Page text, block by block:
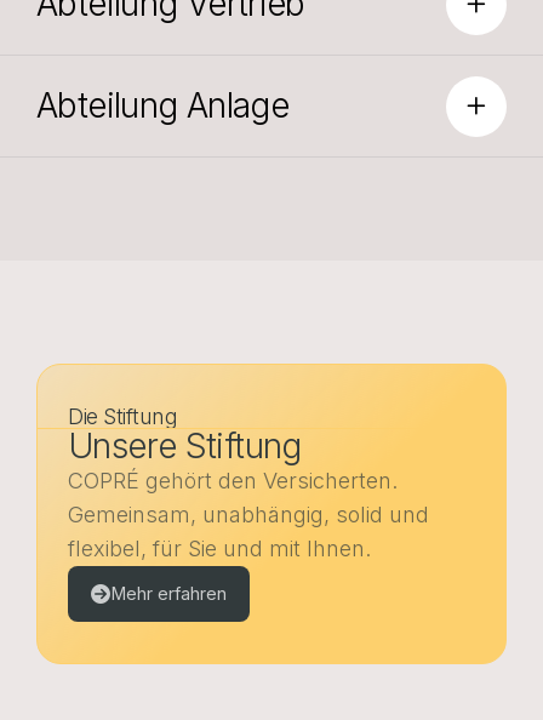
Abteilung Anlage
Die Stiftung
Unsere Stiftung
COPRÉ gehört den Versicherten.
Gemeinsam, unabhängig, solid und
flexibel, für Sie und mit Ihnen.
Mehr erfahren